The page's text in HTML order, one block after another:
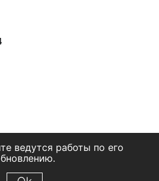
ведутся работы по его